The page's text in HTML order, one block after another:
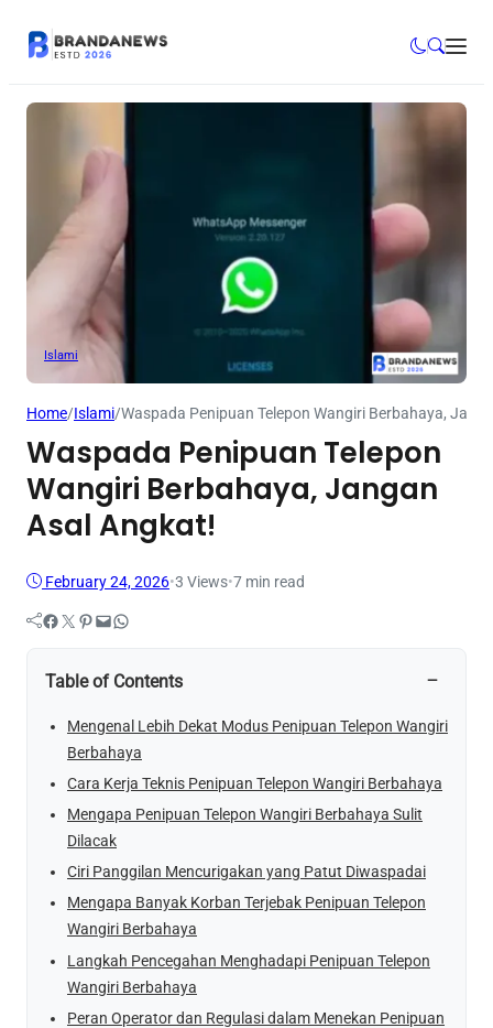
Islami
Home/Islami/Waspada Penipuan Telepon Wangiri Berbahaya,
Waspada Penipuan Telepon
Wangiri Berbahaya, Jangan
Asal Angkat!
February 24, 2026•3 Views•7 min read
Facebook Twitter Pinterest Mail WhatsApp
Table of Contents −
Mengenal Lebih Dekat Modus Penipuan Telepon Wangiri
Berbahaya
Cara Kerja Teknis Penipuan Telepon Wangiri Berbahaya
Mengapa Penipuan Telepon Wangiri Berbahaya Sulit
Dilacak
Ciri Panggilan Mencurigakan yang Patut Diwaspadai
Mengapa Banyak Korban Terjebak Penipuan Telepon
Wangiri Berbahaya
Langkah Pencegahan Menghadapi Penipuan Telepon
Wangiri Berbahaya
Peran Operator dan Regulasi dalam Menekan Penipuan